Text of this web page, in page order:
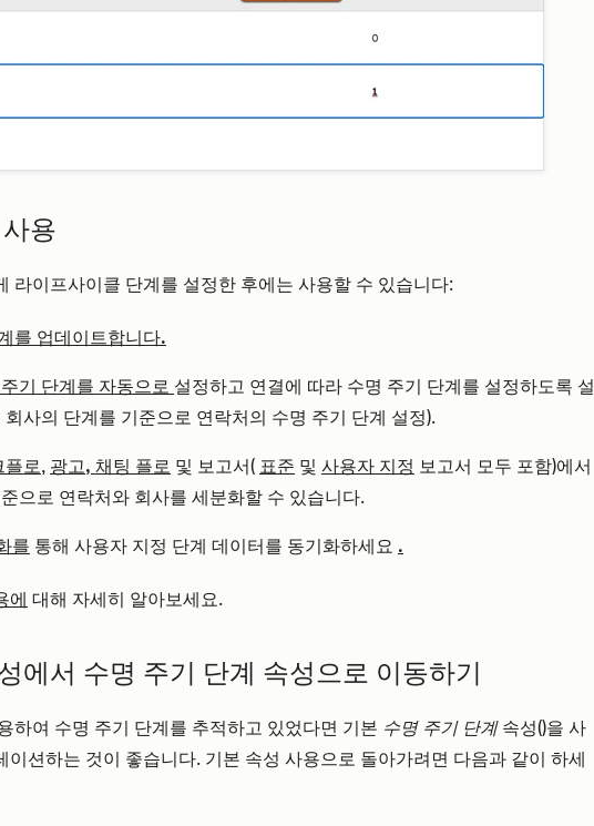
용
라이프사이클 단계를 설정한 후에는 사용할 수 있습니다:
를 업데이트합니다.
기 단계를 자동으로 설정하고 연결에 따라 수명 주기 단계를 설정하도록 설
사의 단계를 기준으로 연락처의 수명 주기 단계 설정).
플로, 광고, 채팅 플로 및 보고서( 표준 및 사용자 지정 보고서 모두 포함)에서
으로 연락처와 회사를 세분화할 수 있습니다.
를 통해 사용자 지정 단계 데이터를 동기화하세요 .
에 대해 자세히 알아보세요.
에서 수명 주기 단계 속성으로 이동하기
하여 수명 주기 단계를 추적하고 있었다면 기본 수명 주기 단계속성()을 사
이션하는 것이 좋습니다. 기본 속성 사용으로 돌아가려면 다음과 같이 하세